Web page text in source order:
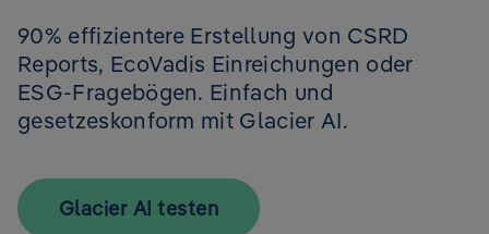
90% effizientere Erstellung von CSRD
Reports, EcoVadis Einreichungen oder
ESG-Fragebögen. Einfach und
gesetzeskonform mit Glacier AI.
Glacier AI testen